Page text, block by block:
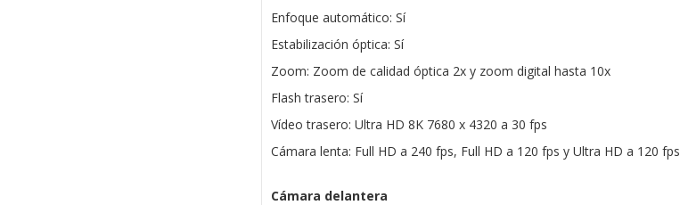
Enfoque automático: Sí
Estabilización óptica: Sí
Zoom: Zoom de calidad óptica 2x y zoom digital hasta 10x
Flash trasero: Sí
Vídeo trasero: Ultra HD 8K 7680 x 4320 a 30 fps
Cámara lenta: Full HD a 240 fps, Full HD a 120 fps y Ultra HD a 120 fps
Cámara delantera